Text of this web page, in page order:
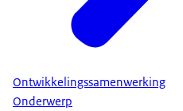
Ontwikkelingssamenwerking
Onderwerp